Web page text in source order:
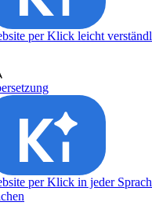
per Klick leicht
per Klick in jeder